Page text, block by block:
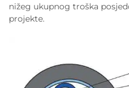
nižeg ukupnog troška
projekte.